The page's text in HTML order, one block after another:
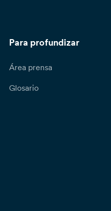
Para profundizar
Área prensa
Glosario